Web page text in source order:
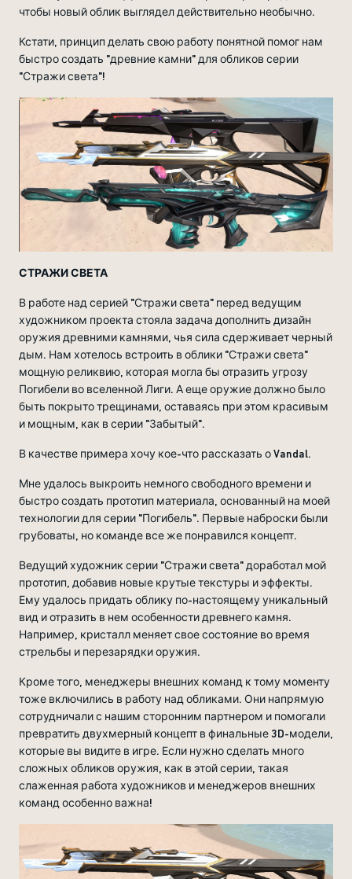
чтобы новый облик выглядел действительно необычно.
Кстати, принцип делать свою работу понятной помог нам
быстро создать "древние камни" для обликов серии
"Стражи света"!
СТРАЖИ СВЕТА
В работе над серией "Стражи света" перед ведущим
художником проекта стояла задача дополнить дизайн
оружия древними камнями, чья сила сдерживает черный
дым. Нам хотелось встроить в облики "Стражи света"
мощную реликвию, которая могла бы отразить угрозу
Погибели во вселенной Лиги. А еще оружие должно было
быть покрыто трещинами, оставаясь при этом красивым
и мощным, как в серии "Забытый".
В качестве примера хочу кое-что рассказать о Vandal.
Мне удалось выкроить немного свободного времени и
быстро создать прототип материала, основанный на моей
технологии для серии "Погибель". Первые наброски были
грубоваты, но команде все же понравился концепт.
Ведущий художник серии "Стражи света" доработал мой
прототип, добавив новые крутые текстуры и эффекты.
Ему удалось придать облику по-настоящему уникальный
вид и отразить в нем особенности древнего камня.
Например, кристалл меняет свое состояние во время
стрельбы и перезарядки оружия.
Кроме того, менеджеры внешних команд к тому моменту
тоже включились в работу над обликами. Они напрямую
сотрудничали с нашим сторонним партнером и помогали
превратить двухмерный концепт в финальные 3D-модели,
которые вы видите в игре. Если нужно сделать много
сложных обликов оружия, как в этой серии, такая
слаженная работа художников и менеджеров внешних
команд особенно важна!